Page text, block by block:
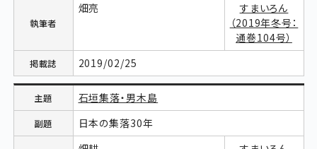
畑亮
すまいろん
（2019年冬号：
通巻104号）
2019/02/25
石垣集落・男木島
日本の集落30年